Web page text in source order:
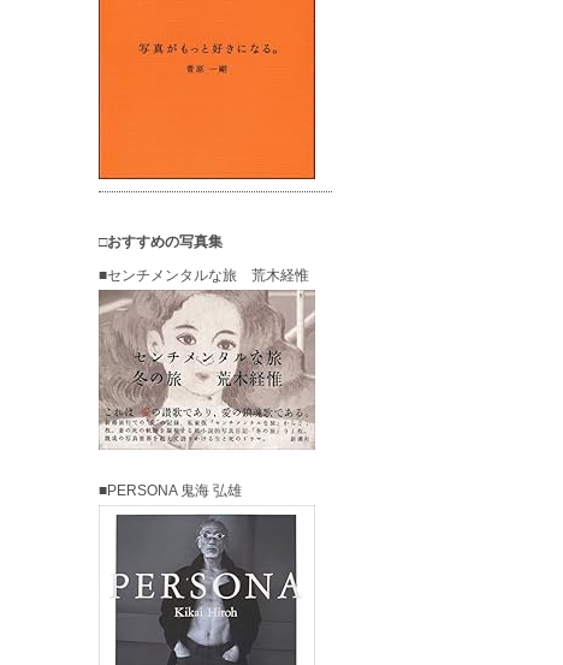
□おすすめの写真集
■センチメンタルな旅 荒木経惟
■PERSONA 鬼海 弘雄